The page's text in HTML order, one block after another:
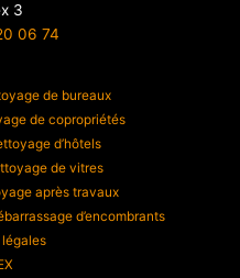
3
06 74
de bureaux
de copropriétés
d’hôtels
de vitres
après travaux
d’encombrants